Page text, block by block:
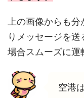
上の画像からも
りメッセージを
場合スムーズに運
空港